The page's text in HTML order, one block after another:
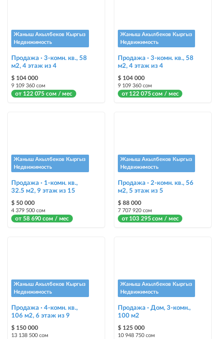
размещение объявления на Instagram аккаунте @house_kg и на
Telegram канале + платное продвижение на Instagram
Выделить цветом
выделение объявления цветом среди других объявлений
«Срочно»
Стикеры
Яркие стикеры с опциями, выделят ваш объект среди остальных и
помогут продать быстрее
Жаныш Акылбеков Кыргыз
Недвижимость
Продажа · 3-комн. кв., 58
м2, 4 этаж из 4
$ 104 000
9 109 360 сом
от 122 075 сом / мес
Жаныш Акылбеков Кыргыз
Недвижимость
Продажа · 3-комн. кв., 58
м2, 4 этаж из 4
$ 104 000
9 109 360 сом
от 122 075 сом / мес
Жаныш Акылбеков Кыргыз
Недвижимость
Продажа · 1-комн. кв.,
32.5 м2, 9 этаж из 15
$ 50 000
4 379 500 сом
от 58 690 сом / мес
Жаныш Акылбеков Кыргыз
Недвижимость
Продажа · 2-комн. кв., 56
м2, 5 этаж из 5
$ 88 000
7 707 920 сом
от 103 295 сом / мес
Жаныш Акылбеков Кыргыз
Недвижимость
Продажа · 4-комн. кв.,
106 м2, 6 этаж из 9
$ 150 000
13 138 500 сом
Жаныш Акылбеков Кыргыз
Недвижимость
Продажа · Дом, 3-комн.,
100 м2
$ 125 000
10 948 750 сом